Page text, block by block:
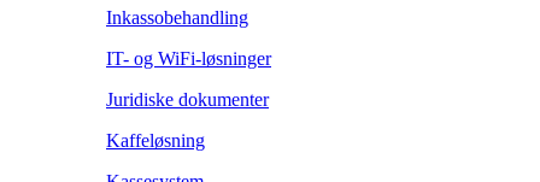
Inkassobehandling
IT- og WiFi-løsninger
Juridiske dokumenter
Kaffeløsning